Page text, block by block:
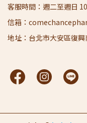
客服時間：週二至週日
信箱：
地址：台北市大安區復